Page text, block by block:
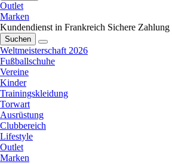
Outlet
Marken
Kundendienst in Frankreich Sichere Zahlung
Suchen
Weltmeisterschaft 2026
Fußballschuhe
Vereine
Kinder
Trainingskleidung
Torwart
Ausrüstung
Clubbereich
Lifestyle
Outlet
Marken